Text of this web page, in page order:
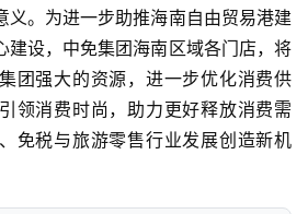
义。为进一步助推海南自由贸易港建
建设，中免集团海南区域各门店，将
团强大的资源，进一步优化消费供
领消费时尚，助力更好释放消费需
免税与旅游零售行业发展创造新机